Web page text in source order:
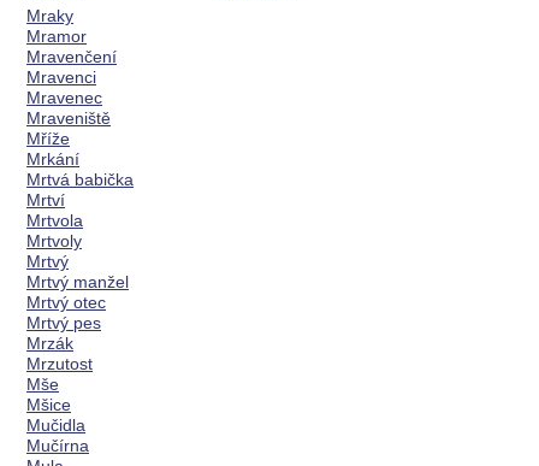
Mraky
Mramor
Mravenčení
Mravenci
Mravenec
Mraveniště
Mříže
Mrkání
Mrtvá babička
Mrtví
Mrtvola
Mrtvoly
Mrtvý
Mrtvý manžel
Mrtvý otec
Mrtvý pes
Mrzák
Mrzutost
Mše
Mšice
Mučidla
Mučírna